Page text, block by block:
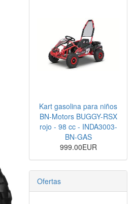
Kart gasolina para niños
BN-Motors BUGGY-RSX
rojo - 98 cc - INDA3003-
BN-GAS
999.00EUR
Ofertas